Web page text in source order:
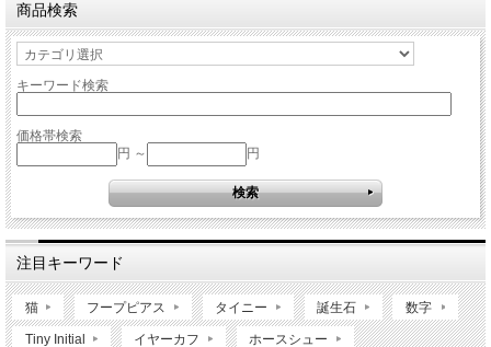
商品検索
キーワード検索
価格帯検索
円 ～
円
注目キーワード
猫 フープピアス タイニー 誕生石 数字
Tiny Initial イヤーカフ ホースシュー